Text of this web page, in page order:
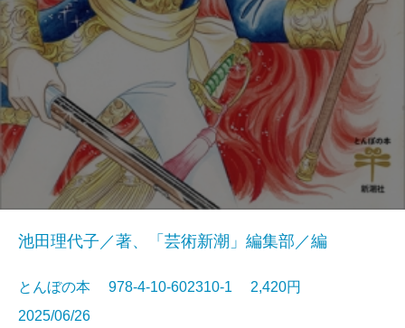
池田理代子／著、「芸術新潮」編集部／編
とんぼの本 978-4-10-602310-1 2,420円
2025/06/26